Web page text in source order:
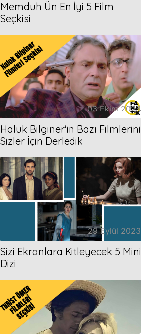
Memduh Ün En İyi 5 Film
Seçkisi
03 Ekim 2023
Haluk Bilginer'in Bazı Filmlerini
Sizler İçin Derledik
29 Eylül 2023
Sizi Ekranlara Kitleyecek 5 Mini
Dizi